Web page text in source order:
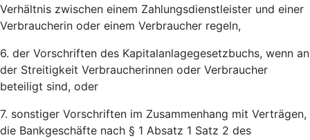
Verhältnis zwischen einem Zahlungsdienstleister und einer
Verbraucherin oder einem Verbraucher regeln,
6. der Vorschriften des Kapitalanlagegesetzbuchs, wenn an
der Streitigkeit Verbraucherinnen oder Verbraucher
beteiligt sind, oder
7. sonstiger Vorschriften im Zusammenhang mit Verträgen,
die Bankgeschäfte nach § 1 Absatz 1 Satz 2 des